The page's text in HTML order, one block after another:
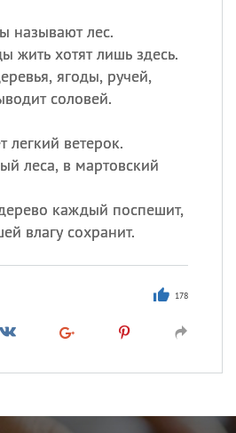
называют лес.
жить хотят лишь здесь.
ягоды, ручей,
соловей.
легкий ветерок.
леса, в мартовский
каждый поспешит,
влагу сохранит.
178